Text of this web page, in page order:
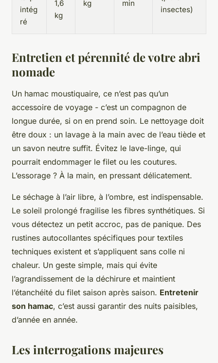
intég
ré
1,6
kg
kg min
insectes)
Entretien et pérennité de votre abri
nomade
Un hamac moustiquaire, ce n’est pas qu’un
accessoire de voyage - c’est un compagnon de
longue durée, si on en prend soin. Le nettoyage doit
être doux : un lavage à la main avec de l’eau tiède et
un savon neutre suffit. Évitez le lave-linge, qui
pourrait endommager le filet ou les coutures.
L’essorage ? À la main, en pressant délicatement.
Le séchage à l’air libre, à l’ombre, est indispensable.
Le soleil prolongé fragilise les fibres synthétiques. Si
vous détectez un petit accroc, pas de panique. Des
rustines autocollantes spécifiques pour textiles
techniques existent et s’appliquent sans colle ni
chaleur. Un geste simple, mais qui évite
l’agrandissement de la déchirure et maintient
l’étanchéité du filet saison après saison. Entretenir
son hamac, c’est aussi garantir des nuits paisibles,
d’année en année.
Les interrogations majeures